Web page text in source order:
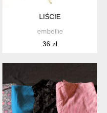
LIŚCIE
embellie
36 zł